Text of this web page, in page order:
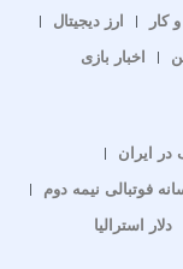
کار
ارز دیجیتال
اخبار بازی
در ایران
فوتبالی نیمه دوم
دلار استرالیا